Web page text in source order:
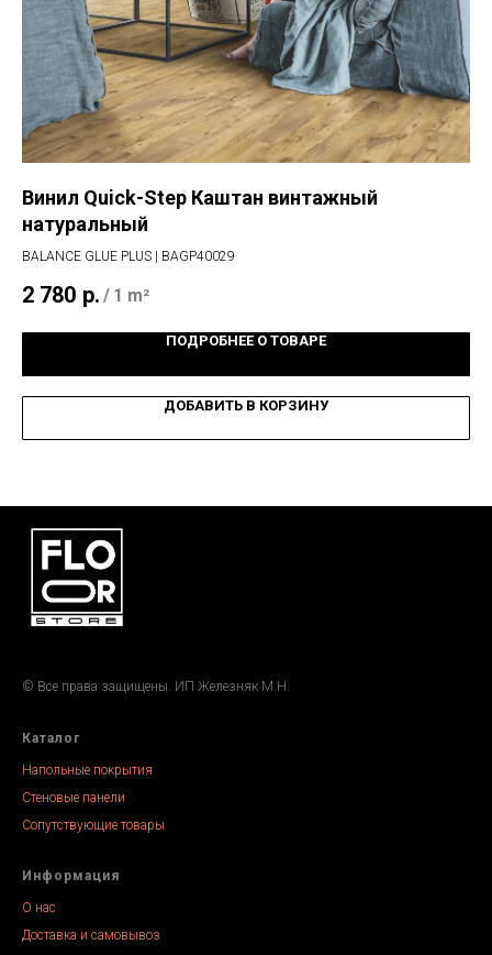
Винил Quick-Step Каштан винтажный
натуральный
BALANCE GLUE PLUS | BAGP40029
2 780 р. / 1 m²
ПОДРОБНЕЕ О ТОВАРЕ
ДОБАВИТЬ В КОРЗИНУ
© Все права защищены. ИП Железняк М.Н.
Каталог
Напольные покрытия
Стеновые панели
Сопутствующие товары
Информация
О нас
Доставка и самовывоз